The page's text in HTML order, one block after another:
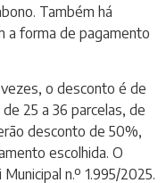
Também há
a forma de pagamento
o desconto é de
25 a 36 parcelas, de
desconto de 50%,
escolhida. O
n.º 1.995/2025.